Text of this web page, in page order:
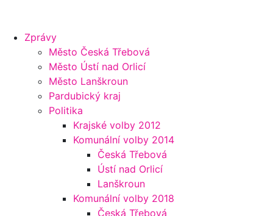
Zprávy
Město Česká Třebová
Město Ústí nad Orlicí
Město Lanškroun
Pardubický kraj
Politika
Krajské volby 2012
Komunální volby 2014
Česká Třebová
Ústí nad Orlicí
Lanškroun
Komunální volby 2018
Česká Třebová